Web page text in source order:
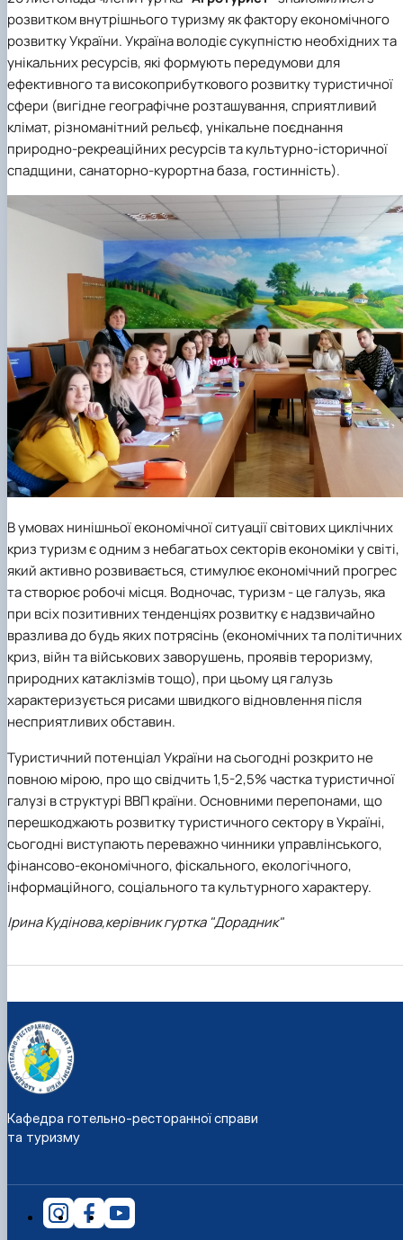
Презентація про роботу гуртка
Звіт про роботу гуртка
Презентація про роботу гуртка
наукового гуртка «Туризм&Рекреація»
Звіт про роботу гуртка
Презентація про роботу гуртка
Науковий доробок членів студентського
наукового гуртка "Туристичний візіонер"
Звіт про роботу гуртка
Презентація про роботу гуртка
розвитком внутрішнього туризму як фактору економічного
розвитку України. Україна володіє сукупністю необхідних та
унікальних ресурсів, які формують передумови для
ефективного та високоприбуткового розвитку туристичної
сфери (вигідне географічне розташування, сприятливий
клімат, різноманітний рельєф, унікальне поєднання
природно-рекреаційних ресурсів та культурно-історичної
спадщини, санаторно-курортна база, гостинність).
В умовах нинішньої економічної ситуації світових циклічних
криз туризм є одним з небагатьох секторів економіки у світі,
який активно розвивається, стимулює економічний прогрес
та створює робочі місця. Водночас, туризм - це галузь, яка
при всіх позитивних тенденціях розвитку є надзвичайно
вразлива до будь яких потрясінь (економічних та політичних
криз, війн та військових заворушень, проявів тероризму,
природних катаклізмів тощо), при цьому ця галузь
характеризується рисами швидкого відновлення після
несприятливих обставин.
Туристичний потенціал України на сьогодні розкрито не
повною мірою, про що свідчить 1,5-2,5% частка туристичної
галузі в структурі ВВП країни. Основними перепонами, що
перешкоджають розвитку туристичного сектору в Україні,
сьогодні виступають переважно чинники управлінського,
фінансово-економічного, фіскального, екологічного,
інформаційного, соціального та культурного характеру.
Ірина Кудінова,керівник гуртка "Дорадник"
Кафедра готельно-ресторанної справи
та туризму